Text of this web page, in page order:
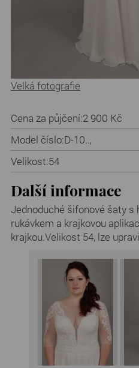
Velká fotografie
Cena za půjčení:2 900 Kč
Model číslo:D-10..,
Velikost:54
Další informace
Jednoduché šifonové šaty s
rukávkem a krajkovou
krajkou.Velikost 54, lze